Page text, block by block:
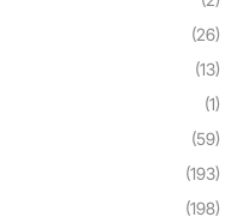
(26)
(13)
(1)
(59)
(193)
(198)